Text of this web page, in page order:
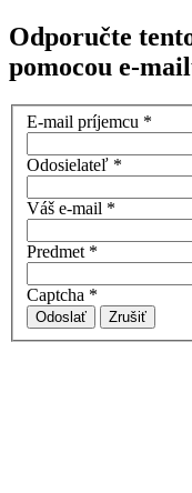
Odporučte
pomocou e-
E-mail príjemcu *
Odosielateľ *
Váš e-mail *
Predmet*
Captcha *
Odoslať Zrušiť